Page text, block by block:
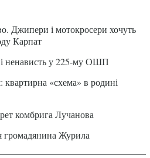
Джипери і мотокросери хочуть
Карпат
ненависть у 225-му ОШП
квартирна «схема» в родині
комбрига Лучанова
громадянина Журила